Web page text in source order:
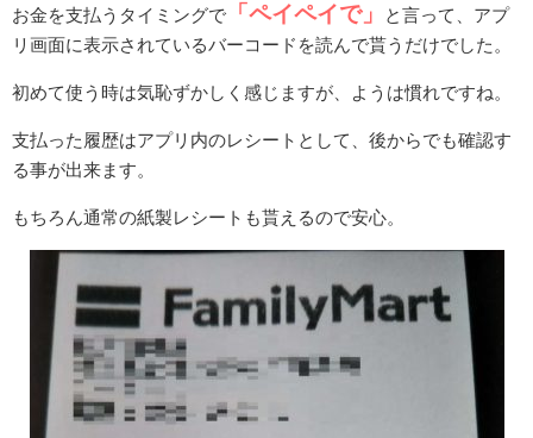
お金を支払うタイミングで 「ペイペイで」
と言って、アプ
リ画面に表示されているバーコードを読んで貰うだけでした。
初めて使う時は気恥ずかしく感じますが、ようは慣れですね。
支払った履歴はアプリ内のレシートとして、後からでも確認す
る事が出来ます。
もちろん通常の紙製レシートも貰えるので安心。